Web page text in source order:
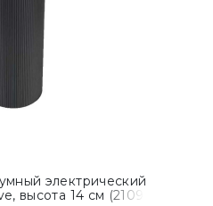
электрический
высота 14 см (210908)